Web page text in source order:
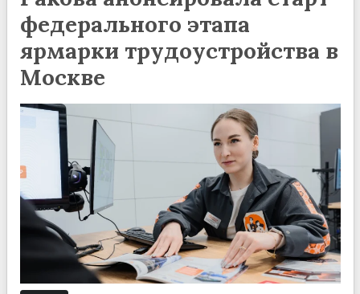
федерального этапа
ярмарки трудоустройства в
Москве